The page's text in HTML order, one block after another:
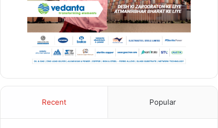
Recent Popular